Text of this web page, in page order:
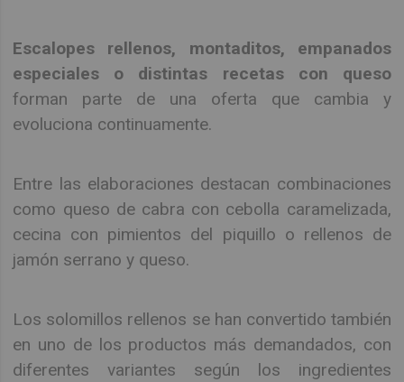
Escalopes rellenos, montaditos, empanados
especiales o distintas recetas con queso
forman parte de una oferta que cambia y
evoluciona continuamente.
Entre las elaboraciones destacan combinaciones
como queso de cabra con cebolla caramelizada,
cecina con pimientos del piquillo o rellenos de
jamón serrano y queso.
Los solomillos rellenos se han convertido también
en uno de los productos más demandados, con
diferentes variantes según los ingredientes